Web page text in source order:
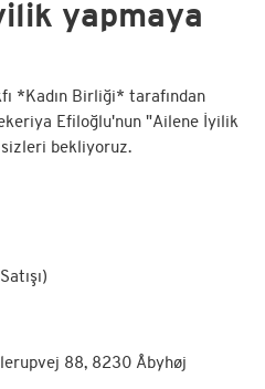
yapmaya
*Kadın Birliği* tarafından
Efiloğlu'nun "Ailene İyilik
sizleri bekliyoruz.
88, 8230 Åbyhøj